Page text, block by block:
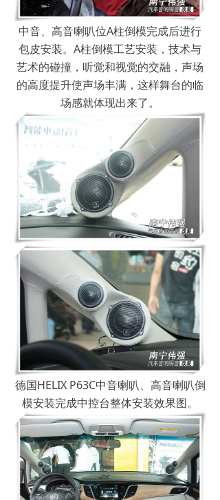
中音、高音喇叭位A柱倒模完成后进行
包皮安装。A柱倒模工艺安装，技术与
艺术的碰撞，听觉和视觉的交融，声场
的高度提升使声场丰满，这样舞台的临
场感就体现出来了。
德国HELIX P63C中音喇叭、高音喇叭倒
模安装完成中控台整体安装效果图。